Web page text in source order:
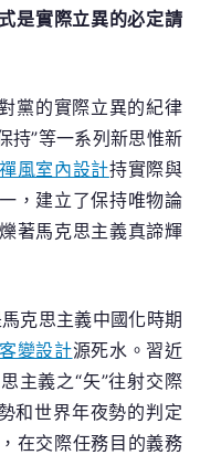
是實際立異的必定請
黨的實際立異的紀律
持”等一系列新思惟新
禪風室內設計持實際與
，建立了保持唯物論
著馬克思主義真諦輝
克思主義中國化時期
客變設計源死水。習近
主義之“矢”往射交際
和世界年夜勢的判定
在交際任務目的義務